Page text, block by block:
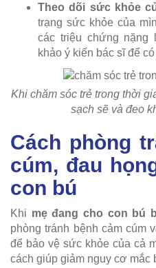
Theo dõi sức khỏe
trạng sức khỏe của
các triệu chứng nặng
khảo ý kiến bác sĩ để
Khi chăm sóc trẻ trong thời
sạch sẽ và đeo
Cách phòng
cúm, đau
con bú
Khi mẹ đang cho con bú
phòng tránh bệnh cảm cúm
để bảo vệ sức khỏe của cả
cách giúp giảm nguy cơ mắc